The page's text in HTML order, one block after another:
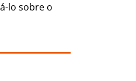
lo sobre o